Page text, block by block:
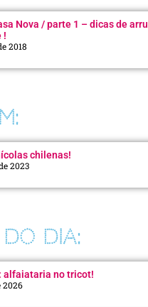
Nova / parte 1 – dicas de
!
2018
chilenas!
2023
DIA:
alfaiataria no tricot!
2026